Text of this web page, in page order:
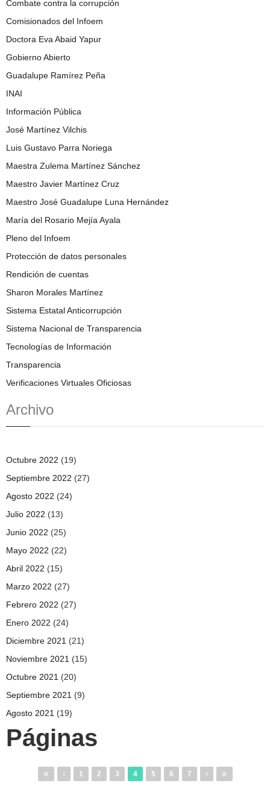
Combate contra la corrupción
Comisionados del Infoem
Doctora Eva Abaid Yapur
Gobierno Abierto
Guadalupe Ramírez Peña
INAI
Información Pública
José Martínez Vilchis
Luis Gustavo Parra Noriega
Maestra Zulema Martínez Sánchez
Maestro Javier Martínez Cruz
Maestro José Guadalupe Luna Hernández
María del Rosario Mejía Ayala
Pleno del Infoem
Protección de datos personales
Rendición de cuentas
Sharon Morales Martínez
Sistema Estatal Anticorrupción
Sistema Nacional de Transparencia
Tecnologías de Información
Transparencia
Verificaciones Virtuales Oficiosas
Archivo
Octubre 2022 (19)
Septiembre 2022 (27)
Agosto 2022 (24)
Julio 2022 (13)
Junio 2022 (25)
Mayo 2022 (22)
Abril 2022 (15)
Marzo 2022 (27)
Febrero 2022 (27)
Enero 2022 (24)
Diciembre 2021 (21)
Noviembre 2021 (15)
Octubre 2021 (20)
Septiembre 2021 (9)
Agosto 2021 (19)
Páginas
1 2 3 4 5 6 7